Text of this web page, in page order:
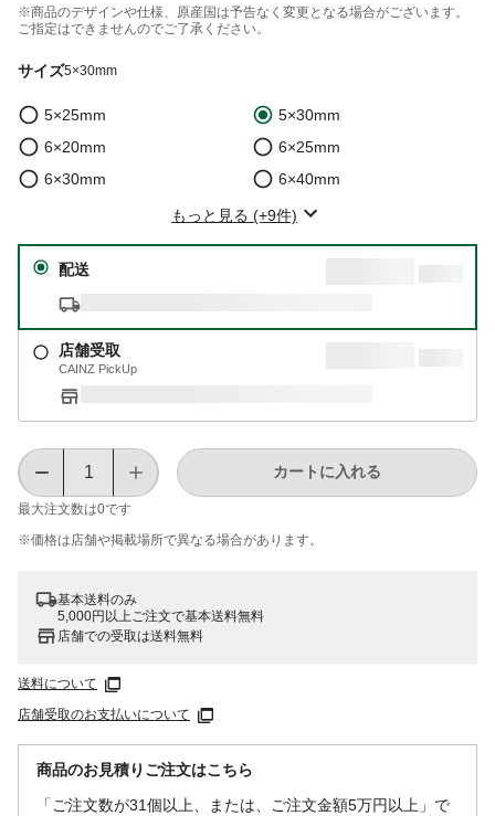
※商品のデザインや仕様、原産国は予告なく変更となる場合がございます。
ご指定はできませんのでご了承ください。
サイズ5×30mm
5×25mm
5×30mm
6×20mm
6×25mm
6×30mm
6×40mm
もっと見る (+9件)
配送
店舗受取
CAINZ PickUp
最大注文数は0です
カートに入れる
※価格は​店舗や​掲載場所で​異なる​場合が​あります。
基本送料のみ
5,000円以上ご注文で基本送料無料
店舗での受取は送料無料
送料について
店舗受取のお支払いについて
商品のお見積りご注文はこちら
「ご注文数が31個以上、または、ご注文金額5万円以上」で